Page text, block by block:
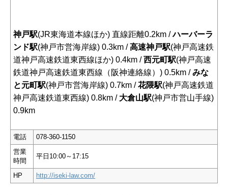
神戸駅(JR東海道本線ほか) 直線距離0.2km /ハーバーラ
ンド駅(神戸市営海岸線) 0.3km /高速神戸駅(神戸高速鉄
道神戸高速鉄道東西線ほか) 0.4km /西元町駅(神戸高速
鉄道神戸高速鉄道東西線（阪神連絡線）) 0.5km /みな
と元町駅(神戸市営海岸線) 0.7km /花隈駅(神戸高速鉄道
神戸高速鉄道東西線) 0.8km / 大倉山駅(神戸市営山手線)
0.9km
電話
078-360-1150
営業
時間
平日10:00～17:15
HP http://iseki-law.com/